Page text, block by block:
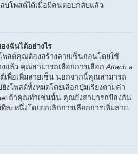
บโพสต์ได้เมื่อมีคนตอบกลับแล้ว
งฉันได้อย่างไร
พสต์คุณต้องสร้างลายเซ็นก่อนโดยใช้
งแล้ว คุณสามารถเลือกการเลือก Attach a
เพื่อเพิ่มลายเซ็น นอกจากนี้คุณสามารถ
งโพสต์ทั้งหมดโดยเลือกปุ่มเรียงตามค่า
ถ้าคุณทำเช่นนั้น คุณยังสามารถป้องกัน
ละหนึ่งโดยยกเลิกการเลือกการเพิ่มลาย